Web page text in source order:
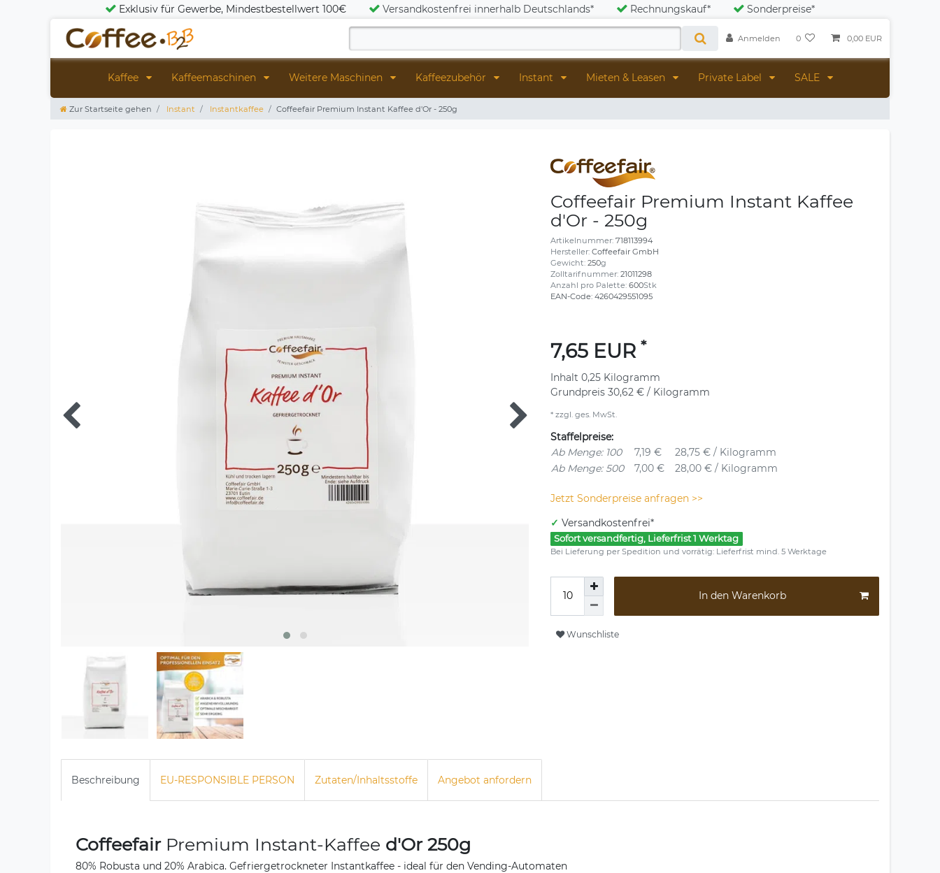
Exklusiv für Gewerbe, Mindestbestellwert 100€ Versandkostenfrei innerhalb Deutschlands* Rechnungskauf* Sonderpreise*
Anmelden 0 0,00 EUR
Kaffee Kaffeemaschinen Weitere Maschinen Kaffeezubehör Instant Mieten & Leasen Private Label SALE
Zur Startseite gehen Instant Instantkaffee Coffeefair Premium Instant Kaffee d'Or - 250g
Coffeefair Premium Instant Kaffee
d'Or - 250g
Artikelnummer: 718113994
Hersteller: Coffeefair GmbH
Gewicht: 250g
Zolltarifnummer: 21011298
Anzahl pro Palette: 600Stk
EAN-Code: 4260429551095
7,65 EUR *
Inhalt 0,25 Kilogramm
Grundpreis 30,62 € / Kilogramm
* zzgl. ges. MwSt.
Staffelpreise:
Ab Menge: 100
7,19 €
28,75 € / Kilogramm
Ab Menge: 500
7,00 € 28,00 € / Kilogramm
Jetzt Sonderpreise anfragen >>
✓ Versandkostenfrei*
Sofort versandfertig, Lieferfrist 1 Werktag
Bei Lieferung per Spedition und vorrätig: Lieferfrist mind. 5 Werktage
In den Warenkorb
Wunschliste
Beschreibung EU-RESPONSIBLE PERSON Zutaten/Inhaltsstoffe Angebot anfordern
Coffeefair Premium Instant-Kaffee d'Or 250g
80% Robusta und 20% Arabica. Gefriergetrockneter Instantkaffee - ideal für den Vending-Automaten